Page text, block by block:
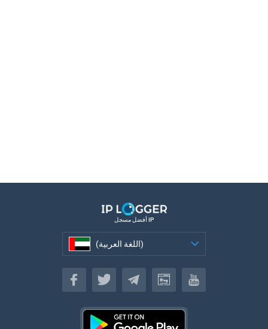
أفضل مسجل IP
(اللغة العربية)
(اللغة العربية)